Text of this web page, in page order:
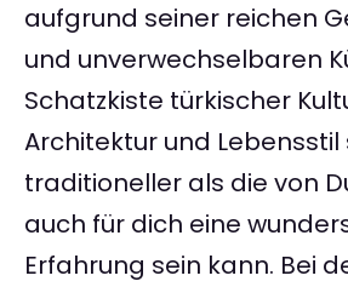
aufgrund seiner reichen
und unverwechselbaren
Schatzkiste türkischer
Architektur und
traditioneller als die von
auch für dich eine
Erfahrung sein kann. Bei